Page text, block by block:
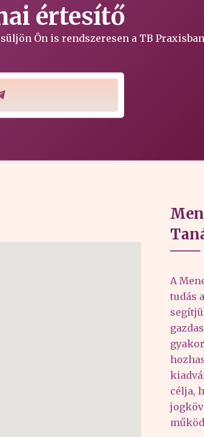
értesítő
Ön is rendszeresen a TB
A
tudás
célja,